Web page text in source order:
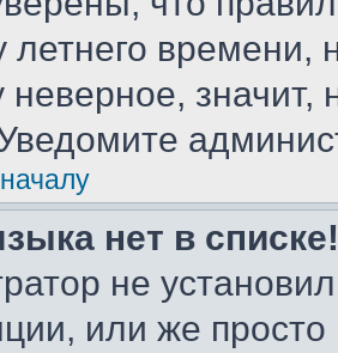
летнего
значит,
нет в списке!
не
или же